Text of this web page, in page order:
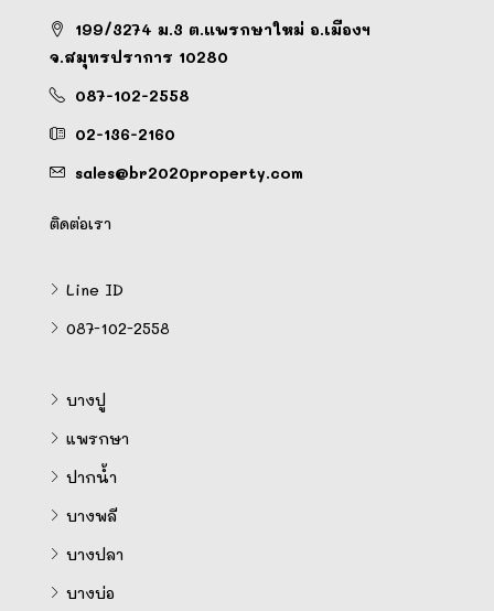
199/3274 ม.3 ต.แพรกษาใหม่ อ.เมืองฯ
จ.สมุทรปราการ 10280
087-102-2558
02-136-2160
sales@br2020property.com
ติดต่อเรา
Line ID
087-102-2558
บางปู
แพรกษา
ปากน้ำ
บางพลี
บางปลา
บางบ่อ